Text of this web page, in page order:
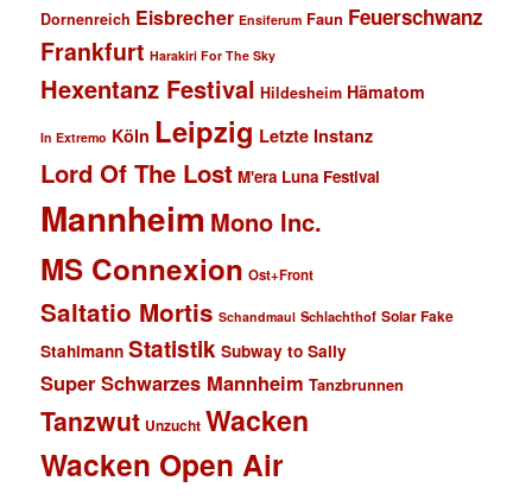
Dornenreich Eisbrecher Ensiferum Faun Feuerschwanz
Frankfurt Harakiri For The Sky
Hexentanz Festival Hildesheim Hämatom
In Extremo Köln Leipzig Letzte Instanz
Lord Of The Lost M'era Luna Festival
Mannheim Mono Inc.
MS Connexion Ost+Front
Saltatio Mortis Schandmaul Schlachthof Solar Fake
Stahlmann Statistik Subway to Sally
Super Schwarzes Mannheim Tanzbrunnen
Tanzwut Unzucht Wacken
Wacken Open Air